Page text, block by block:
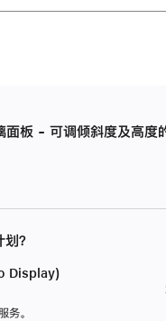
板 - 可调倾斜度及高度
？
Display)
务。